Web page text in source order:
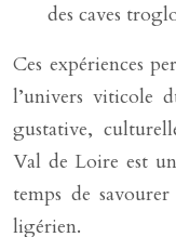
des caves
Ces expériences
l’univers viticole
gustative,
Val de Loire est
temps de
ligérien.